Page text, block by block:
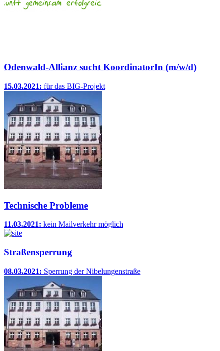
Odenwald-Allianz sucht KoordinatorIn (m/w/d)
15.03.2021: für das BIG-Projekt
Technische Probleme
11.03.2021: kein Mailverkehr möglich
Straßensperrung
08.03.2021: Sperrung der Nibelungenstraße